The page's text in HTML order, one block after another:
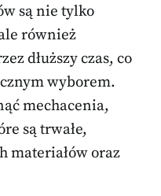
są nie tylko
również
dłuższy czas, co
wyborem.
mechacenia,
są trwałe,
materiałów oraz